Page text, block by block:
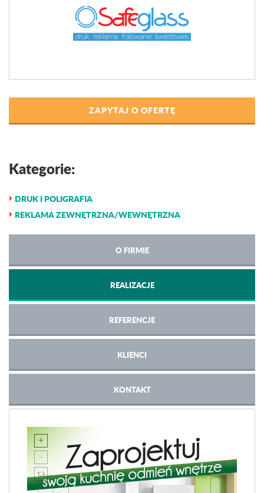
ZAPYTAJ O OFERTĘ
Kategorie:
DRUK I POLIGRAFIA
REKLAMA ZEWNĘTRZNA/WEWNĘTRZNA
O FIRMIE
REALIZACJE
REFERENCJE
KLIENCI
KONTAKT